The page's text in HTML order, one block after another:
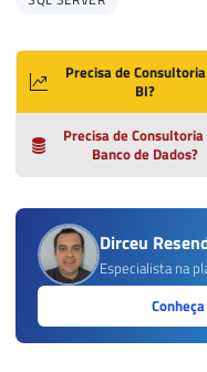
Precisa de
BI?
Precisa de
Banco de Dados?
Dirceu
Especialista na